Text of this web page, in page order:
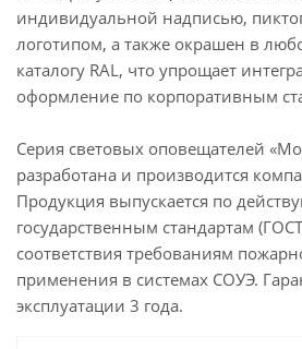
индивидуальной надписью,
логотипом, а также окрашен в
каталогу RAL, что упрощает
оформление по корпоративным
Серия световых оповещателей
разработана и производится
Продукция выпускается по
государственным стандартам
соответствия требованиям
применения в системах СОУЭ.
эксплуатации 3 года.